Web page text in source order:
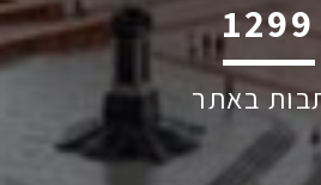
1819
באתר